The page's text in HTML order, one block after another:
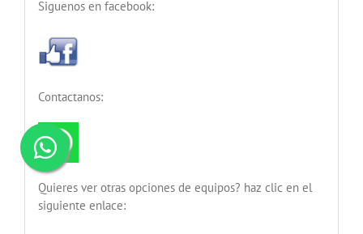
Siguenos en facebook:
Contactanos:
Quieres ver otras opciones de equipos? haz clic en el
siguiente enlace: